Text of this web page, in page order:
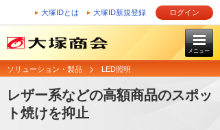
大塚IDとは 大塚ID新規登録 ログイン
メニュー
ソリューション・製品 LED照明
レザー系などの高額商品のスポッ
ト焼けを抑止